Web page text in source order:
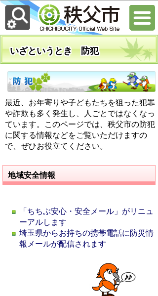
いざというとき 防犯
最近、お年寄りや子どもたちを狙った犯罪
や詐欺も多く発生し、人ごとではなくなっ
ています。このページでは、秩父市の防犯
に関する情報などをご覧いただけますの
で、ぜひお役立てください。
地域安全情報
「ちちぶ安心・安全メール」がリニュ
ーアルします
埼玉県からお持ちの携帯電話に防災情
報メールが配信されます